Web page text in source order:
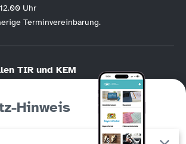
Hinweis
Uhr
Terminvereinbarung.
TIR und KEM
Online-Terminvereinbarung
der KFZ-Terminvereinbarung unbedingt frei, wenn
Registrierung haben. Die KFZ-Hotline
09642/707760) ist in erster Linie für